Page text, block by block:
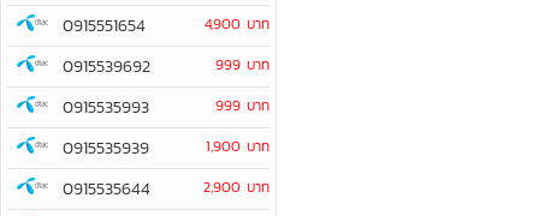
0915551654 4,900 บาท
0915539692 999 บาท
0915535993 999 บาท
0915535939 1,900 บาท
0915535644 2,900 บาท